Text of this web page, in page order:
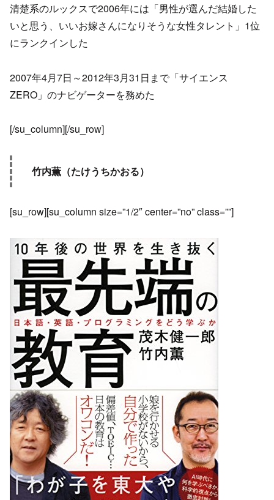
清楚系のルックスで2006年には「男性が選んだ結婚した
いと思う、いいお嫁さんになりそうな女性タレント」1位
にランクインした
2007年4月7日～2012年3月31日まで「サイエンス
ZERO」のナビゲーターを務めた
[/su_column][/su_row]
竹内薫（たけうちかおる）
[su_row][su_column size=”1/2″ center=”no” class=””]